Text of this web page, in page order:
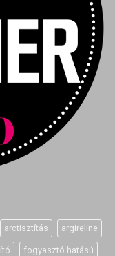
arctisztítás argireline
fogyasztó hatású